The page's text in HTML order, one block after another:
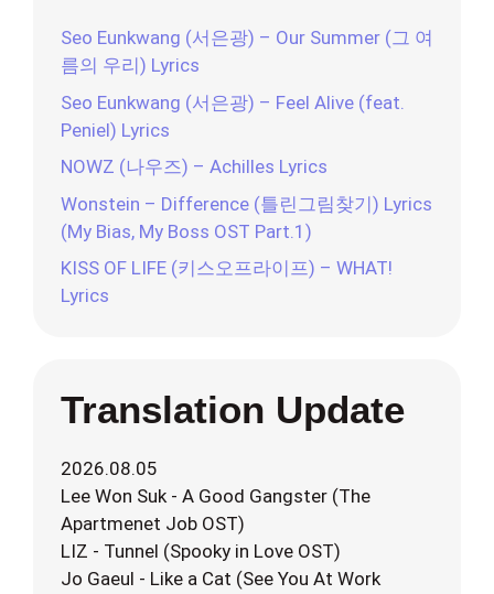
Seo Eunkwang (서은광) – Our Summer (그 여
름의 우리) Lyrics
Seo Eunkwang (서은광) – Feel Alive (feat.
Peniel) Lyrics
NOWZ (나우즈) – Achilles Lyrics
Wonstein – Difference (틀린그림찾기) Lyrics
(My Bias, My Boss OST Part.1)
KISS OF LIFE (키스오프라이프) – WHAT!
Lyrics
Translation Update
2026.08.05
Lee Won Suk - A Good Gangster (The
Apartmenet Job OST)
LIZ - Tunnel (Spooky in Love OST)
Jo Gaeul - Like a Cat (See You At Work